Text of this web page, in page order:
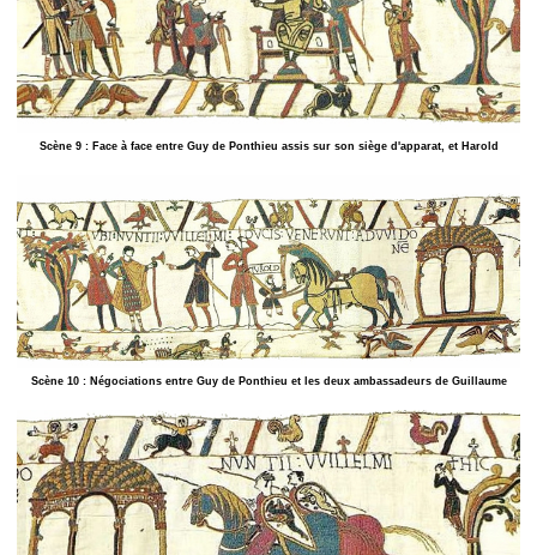
Scène 9 : Face à face entre Guy de Ponthieu assis sur son siège d'apparat, et Harold
Scène 10 : Négociations entre Guy de Ponthieu et les deux ambassadeurs de Guillaume